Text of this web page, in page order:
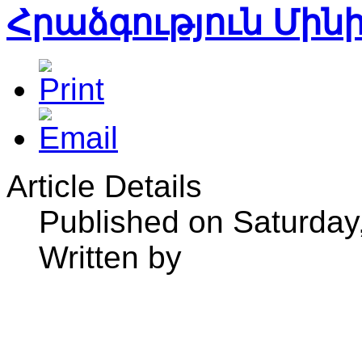
Հրաձգություն
Article Details
Published on
Written by